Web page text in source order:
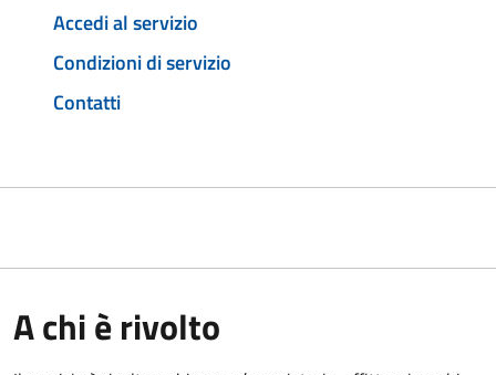
Accedi al servizio
Condizioni di servizio
Contatti
A chi è rivolto